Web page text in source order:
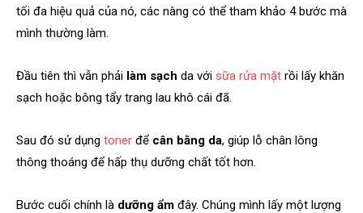
tối đa hiệu quả của nó, các nàng có thể tham khảo 4 bước mà
mình thường làm.
Đầu tiên thì vẫn phải làm sạch da với sữa rửa mặt rồi lấy khăn
sạch hoặc bông tẩy trang lau khô cái đã.
Sau đó sử dụng toner để cân bằng da, giúp lỗ chân lông
thông thoáng để hấp thụ dưỡng chất tốt hơn.
Bước cuối chính là dưỡng ẩm đây. Chúng mình lấy một lượng